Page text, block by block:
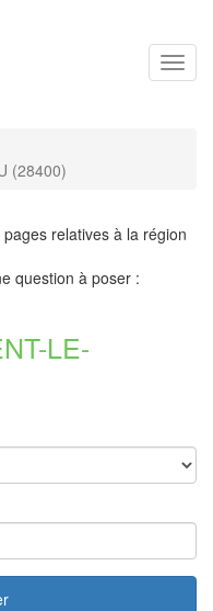
(28400)
relatives à la région
question à poser :
LE-